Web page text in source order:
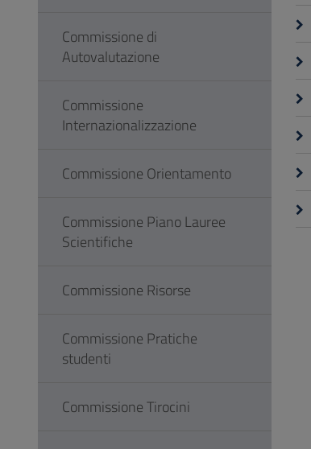
Commissione di
Autovalutazione
Commissione
Internazionalizzazione
Commissione Orientamento
Commissione Piano Lauree
Scientifiche
Commissione Risorse
Commissione Pratiche
studenti
Commissione Tirocini